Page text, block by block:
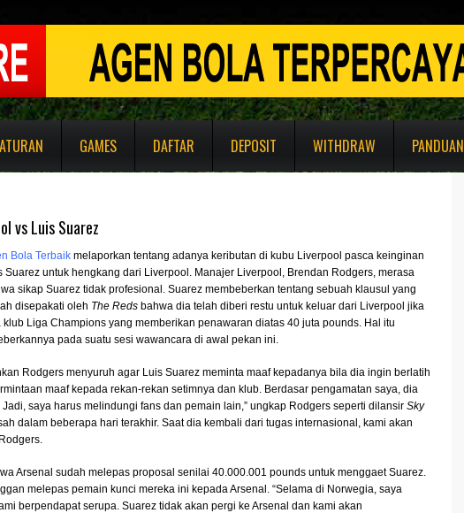
GAMES DAFTAR DEPOSIT WITHDRAW PANDUAN
vs Luis Suarez
Bola Terbaik melaporkan tentang adanya keributan di kubu Liverpool pasca keinginan
Suarez untuk hengkang dari Liverpool. Manajer Liverpool, Brendan Rodgers, merasa
sikap Suarez tidak profesional. Suarez membeberkan tentang sebuah klausul yang
disepakati oleh The Reds bahwa dia telah diberi restu untuk keluar dari Liverpool jika
klub Liga Champions yang memberikan penawaran diatas 40 juta pounds. Hal itu
pada suatu sesi wawancara di awal pekan ini.
Rodgers menyuruh agar Luis Suarez meminta maaf kepadanya bila dia ingin berlatih
maaf kepada rekan-rekan setimnya dan klub. Berdasar pengamatan saya, dia
saya harus melindungi fans dan pemain lain,” ungkap Rodgers seperti dilansir Sky
dalam beberapa hari terakhir. Saat dia kembali dari tugas internasional, kami akan
Arsenal sudah melepas proposal senilai 40.000.001 pounds untuk menggaet Suarez.
melepas pemain kunci mereka ini kepada Arsenal. “Selama di Norwegia, saya
berpendapat serupa. Suarez tidak akan pergi ke Arsenal dan kami akan